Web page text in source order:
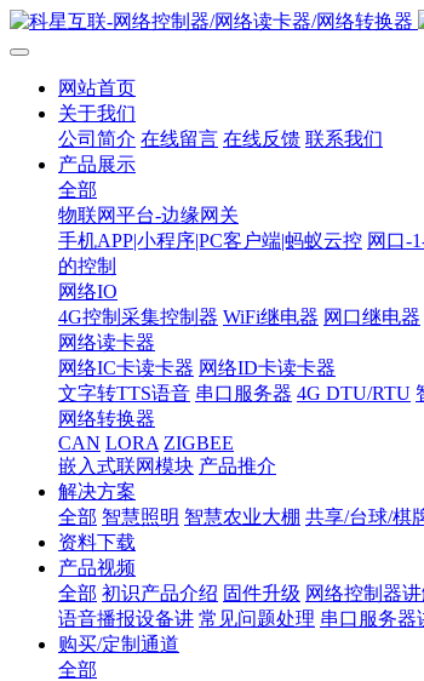
网站首页
关于我们
公司简介 在线留言 在线反馈 联系我们
产品展示
全部
物联网平台-边缘网关
手机APP|小程序|PC客户端|蚂蚁云控 网口-
的控制
网络IO
4G控制采集控制器 WiFi继电器 网口继电器
网络读卡器
网络IC卡读卡器 网络ID卡读卡器
文字转TTS语音 串口服务器 4G DTU/RTU
网络转换器
CAN LORA ZIGBEE
嵌入式联网模块 产品推介
解决方案
全部 智慧照明 智慧农业大棚 共享/台球/棋
资料下载
产品视频
全部 初识产品介绍 固件升级 网络控制器
语音播报设备讲 常见问题处理 串口服务器
购买/定制通道
全部